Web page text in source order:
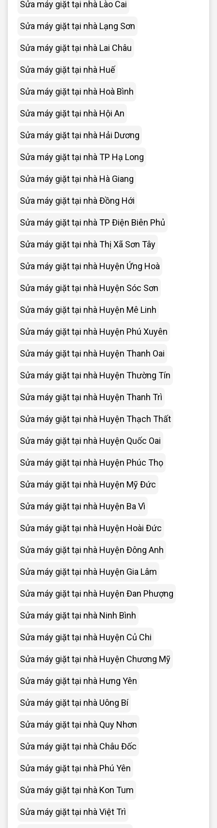
Sửa máy giặt tại nhà Lào Cai
Sửa máy giặt tại nhà Lạng Sơn
Sửa máy giặt tại nhà Lai Châu
Sửa máy giặt tại nhà Huế
Sửa máy giặt tại nhà Hoà Bình
Sửa máy giặt tại nhà Hội An
Sửa máy giặt tại nhà Hải Dương
Sửa máy giặt tại nhà TP Hạ Long
Sửa máy giặt tại nhà Hà Giang
Sửa máy giặt tại nhà Đồng Hới
Sửa máy giặt tại nhà TP Điện Biên Phủ
Sửa máy giặt tại nhà Thị Xã Sơn Tây
Sửa máy giặt tại nhà Huyện Ứng Hoà
Sửa máy giặt tại nhà Huyện Sóc Sơn
Sửa máy giặt tại nhà Huyện Mê Linh
Sửa máy giặt tại nhà Huyện Phú Xuyên
Sửa máy giặt tại nhà Huyện Thanh Oai
Sửa máy giặt tại nhà Huyện Thường Tín
Sửa máy giặt tại nhà Huyện Thanh Trì
Sửa máy giặt tại nhà Huyện Thạch Thất
Sửa máy giặt tại nhà Huyện Quốc Oai
Sửa máy giặt tại nhà Huyện Phúc Thọ
Sửa máy giặt tại nhà Huyện Mỹ Đức
Sửa máy giặt tại nhà Huyện Ba Vì
Sửa máy giặt tại nhà Huyện Hoài Đức
Sửa máy giặt tại nhà Huyện Đông Anh
Sửa máy giặt tại nhà Huyện Gia Lâm
Sửa máy giặt tại nhà Huyện Đan Phượng
Sửa máy giặt tại nhà Ninh Bình
Sửa máy giặt tại nhà Huyện Củ Chi
Sửa máy giặt tại nhà Huyện Chương Mỹ
Sửa máy giặt tại nhà Hưng Yên
Sửa máy giặt tại nhà Uông Bí
Sửa máy giặt tại nhà Quy Nhơn
Sửa máy giặt tại nhà Châu Đốc
Sửa máy giặt tại nhà Phú Yên
Sửa máy giặt tại nhà Kon Tum
Sửa máy giặt tại nhà Việt Trì